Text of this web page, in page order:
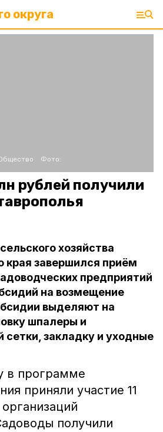
округа
Фото:
рублей получили
хозяйства
края завершился приём
предприятий
на возмещение
выделяют на
шпалеры и
сетки, закладку и уходные
в программе
приняли участие 11
получили